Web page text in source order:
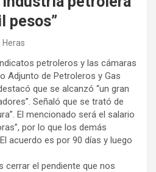
pesos”
Heras
petroleros y las cámaras
Adjunto de Petroleros y Gas
que se alcanzó “un gran
Señaló que se trató de
El mencionado será el salario
por lo que los demás
acuerdo es por 90 días y luego
cerrar el pendiente que nos